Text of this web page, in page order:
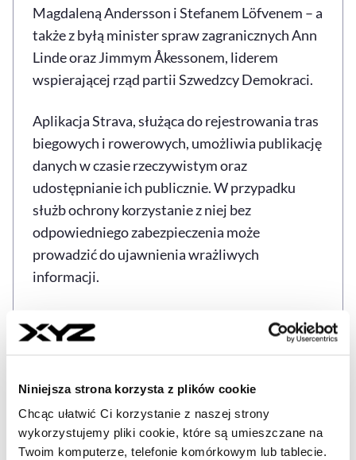
Niniejsza strona korzysta z plików cookie
Chcąc ułatwić Ci korzystanie z naszej strony
wykorzystujemy pliki cookie, które są umieszczane na
Twoim komputerze, telefonie komórkowym lub tablecie.
Magdaleną Andersson i Stefanem Löfvenem – a
także z byłą minister spraw zagranicznych Ann
Linde oraz Jimmym Åkessonem, liderem
wspierającej rząd partii Szwedzcy Demokraci.
Aplikacja Strava, służąca do rejestrowania tras
biegowych i rowerowych, umożliwia publikację
danych w czasie rzeczywistym oraz
udostępnianie ich publicznie. W przypadku
służb ochrony korzystanie z niej bez
odpowiedniego zabezpieczenia może
prowadzić do ujawnienia wrażliwych
informacji.
Szwedzkie media informują, że to kolejny
przypadek narażenia bezpieczeństwa
nieuwagę funkcjonariuszy ochrony.
Ujawnione miejsca pobytów
polityków i możliwe